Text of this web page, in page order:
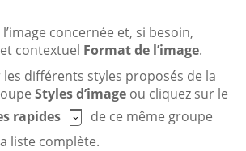
concernée et, si besoin,
contextuel Format de l’image.
les différents styles proposés de la
Styles d’image ou cliquez sur le
rapides
de ce même groupe
liste complète.